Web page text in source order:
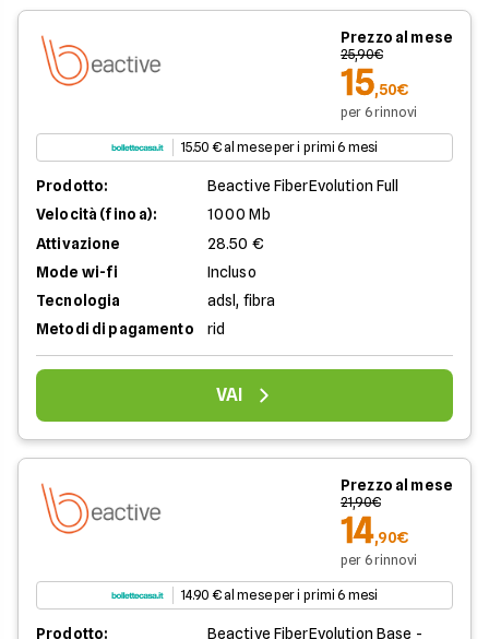
Prezzo al mese
25,90€
15,50€
per 6 rinnovi
15.50 € al mese per i primi 6 mesi
Prodotto:
Beactive FiberEvolution Full
Velocità (fino a):
1000 Mb
Attivazione
28.50 €
Mode wi-fi
Incluso
Tecnologia
adsl, fibra
Metodi di pagamento
rid
VAI
Prezzo al mese
21,90€
14,90€
per 6 rinnovi
14.90 € al mese per i primi 6 mesi
Prodotto: Beactive FiberEvolution Base -